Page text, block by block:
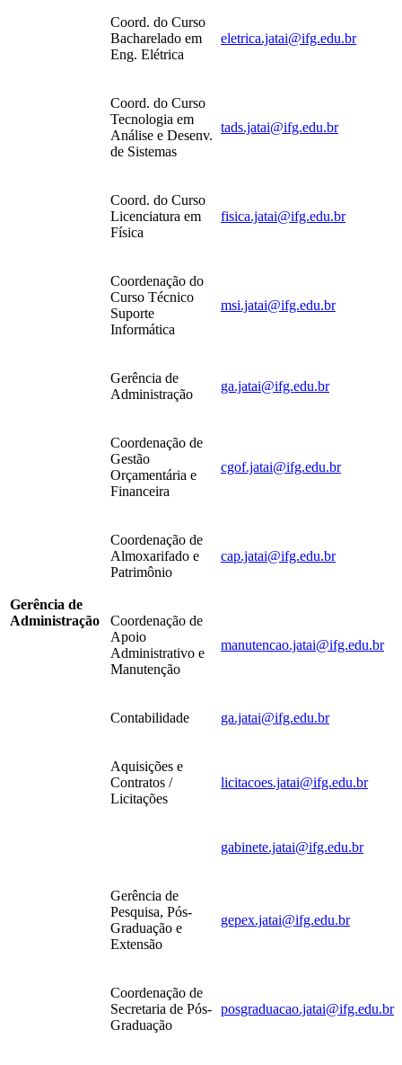
Coord. do Curso
Bacharelado em
Eng. Elétrica
eletrica.jatai@ifg.edu.br
Coord. do Curso
Tecnologia em
Análise e Desenv.
de Sistemas
tads.jatai@ifg.edu.br
Coord. do Curso
Licenciatura em
Física
fisica.jatai@ifg.edu.br
Coordenação do
Curso Técnico
Suporte
Informática
msi.jatai@ifg.edu.br
Gerência de
Administração
Gerência de
Administração
ga.jatai@ifg.edu.br
Coordenação de
Gestão
Orçamentária e
Financeira
cgof.jatai@ifg.edu.br
Coordenação de
Almoxarifado e
Patrimônio
cap.jatai@ifg.edu.br
Coordenação de
Apoio
Administrativo e
Manutenção
manutencao.jatai@ifg.edu.br
Contabilidade ga.jatai@ifg.edu.br
Aquisições e
Contratos /
Licitações
licitacoes.jatai@ifg.edu.br
gabinete.jatai@ifg.edu.br
Gerência de
Pesquisa, Pós-
Graduação e
Extensão
gepex.jatai@ifg.edu.br
Coordenação de
Secretaria de Pós-
Graduação
posgraduacao.jatai@ifg.edu.br